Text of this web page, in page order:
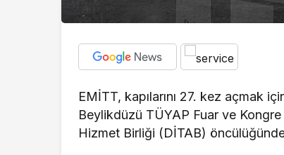
EMİTT, kapılarını 27. kez açmak
Beylikdüzü TÜYAP Fuar ve
Hizmet Birliği (DİTAB) öncülüğünde